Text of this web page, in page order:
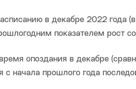
в декабре 2022 года
показателем рост
опоздания в декабре
начала прошлого года